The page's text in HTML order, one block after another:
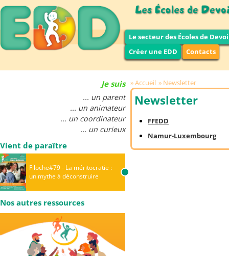
Le secteur des Écoles de
Créer une EDD
Contacts
Je suis
... un parent
... un animateur
... un coordinateur
... un curieux
Vient de paraître
Filoche#79 - La méritocratie :
un mythe à déconstruire
Nos autres ressources
Accueil Newsletter
Newsletter
FFEDD
Namur-Luxembourg